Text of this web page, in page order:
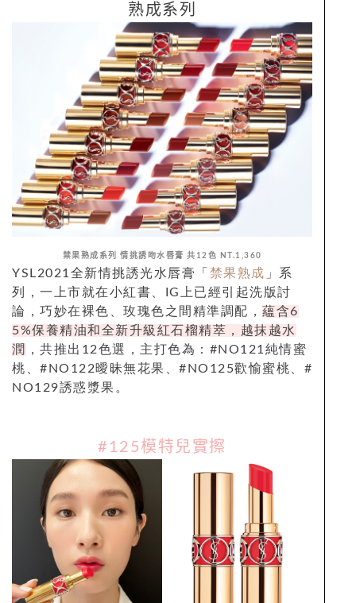
熟成系列
禁果熟成系列 情挑誘吻水唇膏 共 12 色 NT.1,360
YSL2021全新情挑誘光水唇膏「 禁果熟成 」
系
列，一上市就在小紅書、IG上已經引起洗版討
論，巧妙在裸色、玫瑰色之間精準調配， 蘊含6
5%保養精油和全新升級 紅石榴精萃，越抹越水
潤
，共推出12色選，主打色為：#NO121純情蜜
桃、#NO122曖昧無花果、#NO125歡愉蜜桃、#
NO129誘惑漿果。
#125模特兒實擦